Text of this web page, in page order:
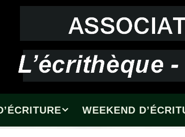
WEEKEND